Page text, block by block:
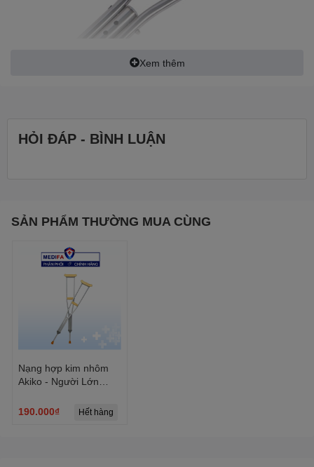
Chiều cao điều chỉnh: 115 cm - 135 cm
Đường kính ống: 22 mm
Trọng lượng: 0.5 kg/chiếc
Tải trọng tối đa: 100 kg
Số lượng: 1 hoặc 2 chiếc (tùy lựa chọn)
Tính năng chính
Khung inoxchắc chắn, chống gỉ
Chiều cao điều chỉnh linh hoạt
Đế cao su chống trượt, an toàn khi sử dụng
Xem thêm
HỎI ĐÁP - BÌNH LUẬN
SẢN PHẨM THƯỜNG MUA CÙNG
Nạng hợp kim nhôm
Akiko - Người Lớn
190.000₫
Hết hàng